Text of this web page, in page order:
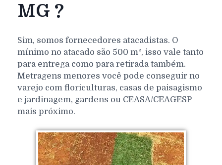
MG ?
Sim, somos fornecedores atacadistas. O
mínimo no atacado são 500 m², isso vale tanto
para entrega como para retirada também.
Metragens menores você pode conseguir no
varejo com floriculturas, casas de paisagismo
e jardinagem, gardens ou CEASA/CEAGESP
mais próximo.